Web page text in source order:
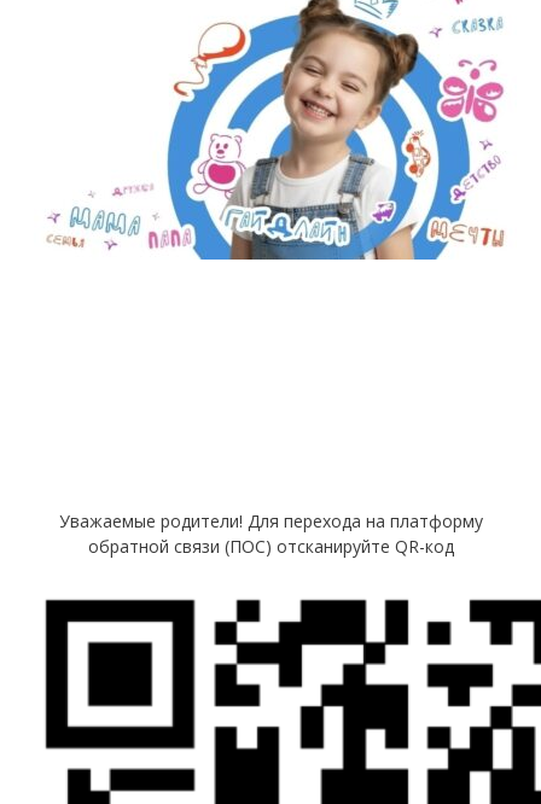
Уважаемые родители! Для перехода на платформу
обратной связи (ПОС) отсканируйте QR-код